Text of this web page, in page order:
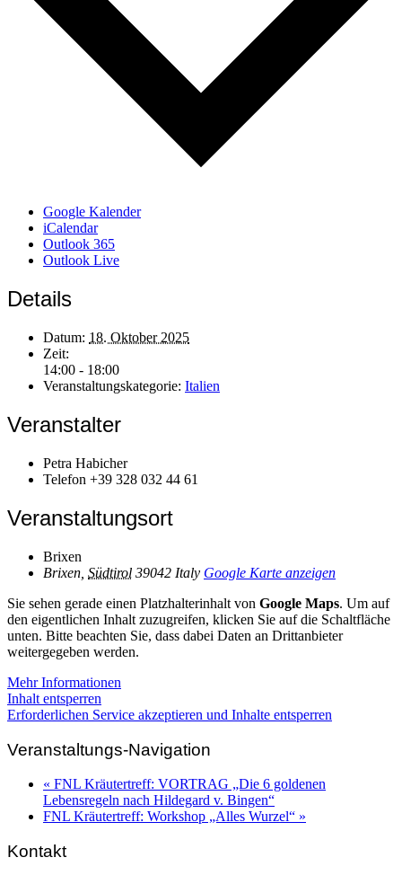
Google Kalender
iCalendar
Outlook 365
Outlook Live
Details
Datum: 18. Oktober 2025
Zeit:
14:00 - 18:00
Veranstaltungskategorie: Italien
Veranstalter
Petra Habicher
Telefon +39 328 032 44 61
Veranstaltungsort
Brixen
Brixen Südtirol 39042 Italy Google Karte anzeigen
Sie sehen gerade einen Platzhalterinhalt von Google Maps. Um auf
den eigentlichen Inhalt zuzugreifen, klicken Sie auf die Schaltfläche
unten. Bitte beachten Sie, dass dabei Daten an Drittanbieter
weitergegeben werden.
Mehr Informationen
Inhalt entsperren
Erforderlichen Service akzeptieren und Inhalte entsperren
Veranstaltungs-Navigation
« FNL Kräutertreff: VORTRAG „Die 6 goldenen
Lebensregeln nach Hildegard v. Bingen“
FNL Kräutertreff: Workshop „Alles Wurzel“ »
Kontakt